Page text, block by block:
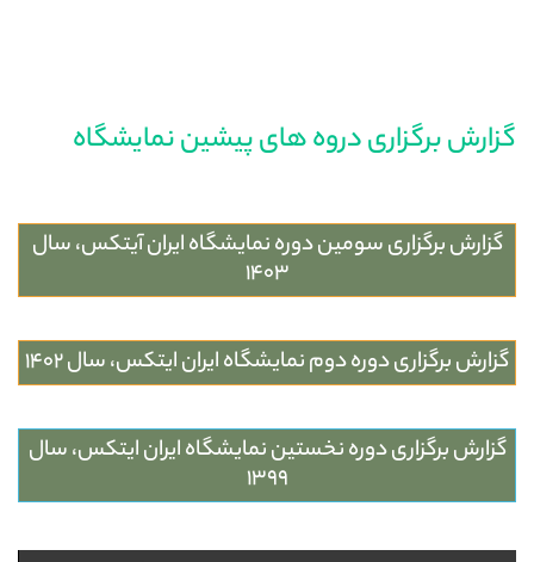
گزارش برگزاری دروه های پیشین نمایشگاه
گزارش برگزاری سومین دوره نمایشگاه ایران آیتکس، سال
1403
گزارش برگزاری دوره دوم نمایشگاه ایران ایتکس، سال 1402
گزارش برگزاری دوره نخستین نمایشگاه ایران ایتکس، سال
1399